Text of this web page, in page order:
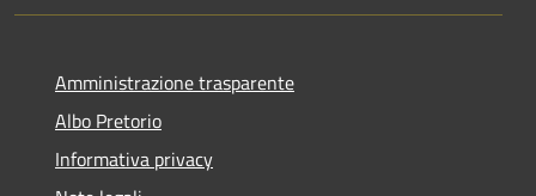
Amministrazione trasparente
Albo Pretorio
Informativa privacy